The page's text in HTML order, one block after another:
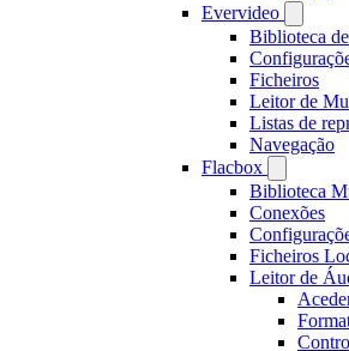
Evervideo
Biblioteca
Ficheiros
Leitor de
Listas de
Navegação
Flacbox
Biblioteca
Conexões
Ficheiros
Leitor de